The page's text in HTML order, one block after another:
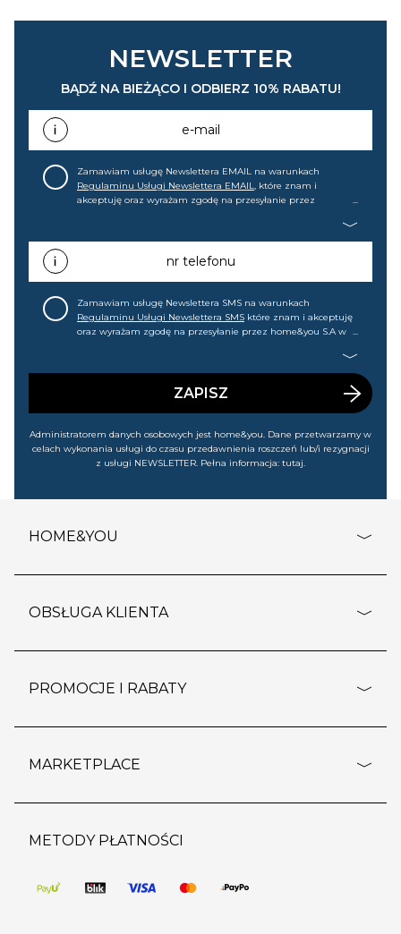
NEWSLETTER
BĄDŹ NA BIEŻĄCO I ODBIERZ 10% RABATU!
e-mail
Zamawiam usługę Newslettera EMAIL na warunkach
Regulaminu Usługi Newslettera EMAIL, które znam i
akceptuję oraz wyrażam zgodę na przesyłanie przez
promocjach, wyprzedażach). Wiem, że mogę tę zgodę w
każdej chwili cofnąć.nr telefonu
Zamawiam usługę Newslettera SMS na warunkach
Regulaminu Usługi Newslettera SMS które znam i akceptuję
oraz wyrażam zgodę na przesyłanie przez home&you S.A w
wyprzedażach). Wiem, że mogę tę zgodę w każdej chwili
ZAPISZ
Administratorem danych osobowych jest home&you. Dane przetwarzamy w
celach wykonania usługi do czasu przedawnienia roszczeń lub/i rezygnacji
z usługi NEWSLETTER. Pełna informacja: tutaj.
HOME&YOU
o firmie
polityka prywatności
kontakt
OBSŁUGA KLIENTA
dostawy i płatność
wypis z subskrypcji
regulamin sklepu
pozostałe regulaminy
PROMOCJE I RABATY
outlet
regulaminy promocji
MARKETPLACE
strefa marek
pomoc dla sprzedawców
METODY PŁATNOŚCI